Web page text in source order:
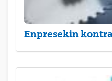
Enpresekin